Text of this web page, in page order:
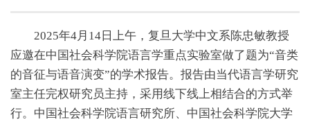
2025年4月14日上午，复旦大学中文系陈忠敏教授
应邀在中国社会科学院语言学重点实验室做了题为“音类
的音征与语音演变”的学术报告。报告由当代语言学研究
室主任完权研究员主持，采用线下线上相结合的方式举
行。中国社会科学院语言研究所、中国社会科学院大学